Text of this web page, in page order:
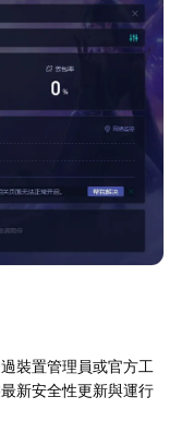
裝置管理員或官方工
新安全性更新與運行